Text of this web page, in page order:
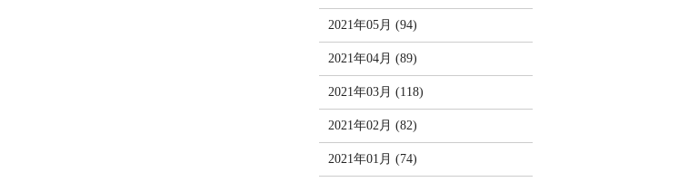
2021年05月 (94)
2021年04月 (89)
2021年03月 (118)
2021年02月 (82)
2021年01月 (74)